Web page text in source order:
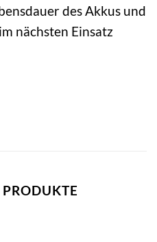
des Akkus und
nächsten Einsatz